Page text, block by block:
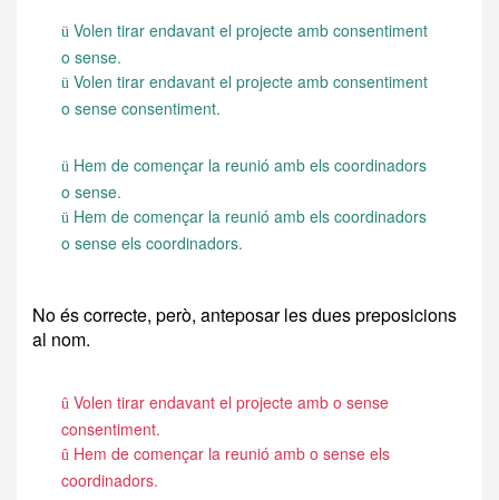
ü Volen tirar endavant el projecte amb consentiment
o sense.
ü Volen tirar endavant el projecte amb consentiment
o sense consentiment.
ü Hem de començar la reunió amb els coordinadors
o sense.
ü Hem de començar la reunió amb els coordinadors
o sense els coordinadors.
No és correcte, però, anteposar les dues preposicions
al nom.
û Volen tirar endavant el projecte amb o sense
consentiment.
û Hem de començar la reunió amb o sense els
coordinadors.